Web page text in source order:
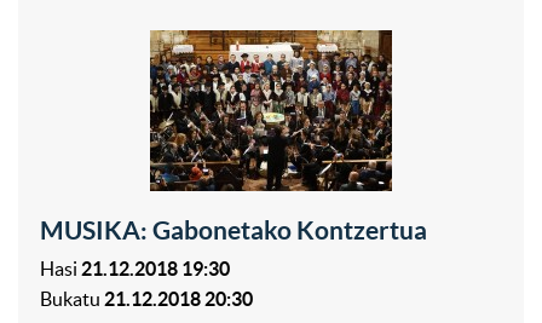
MUSIKA: Gabonetako Kontzertua
Hasi 21.12.2018 19:30
Bukatu 21.12.2018 20:30